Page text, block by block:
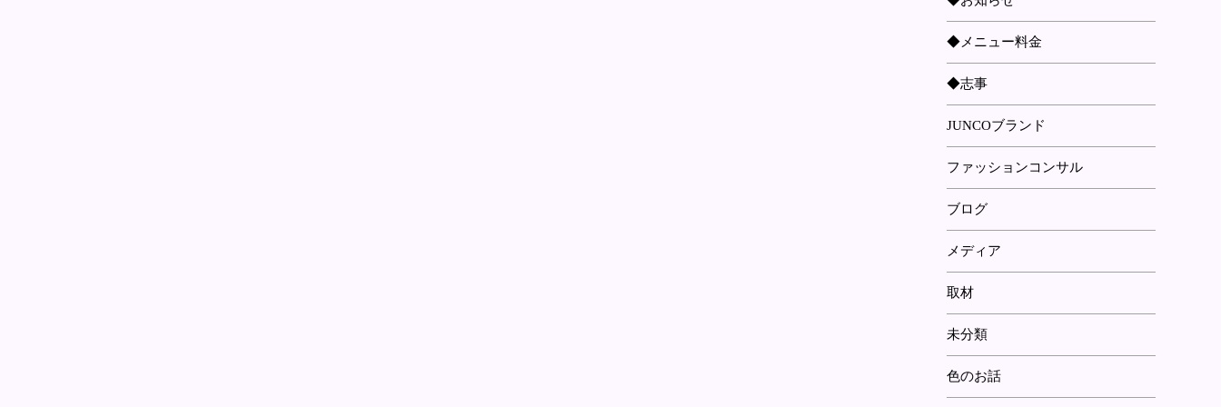
◆メニュー料金
◆志事
JUNCOブランド
ファッションコンサル
ブログ
メディア
取材
未分類
色のお話